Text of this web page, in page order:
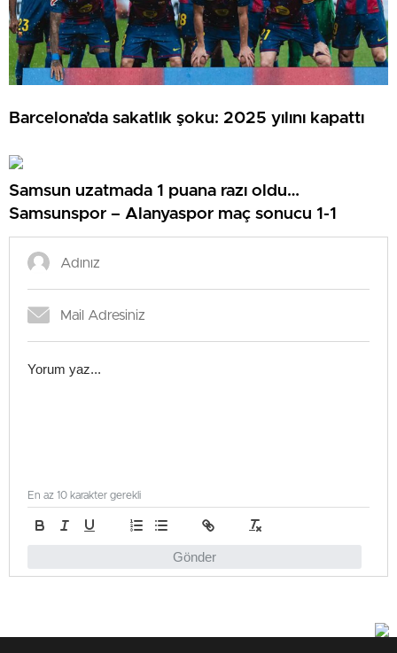
Barcelona’da sakatlık şoku: 2025 yılını kapattı
Samsun uzatmada 1 puana razı oldu…
Samsunspor – Alanyaspor maç sonucu 1-1
Gönder
En az 10 karakter gerekli